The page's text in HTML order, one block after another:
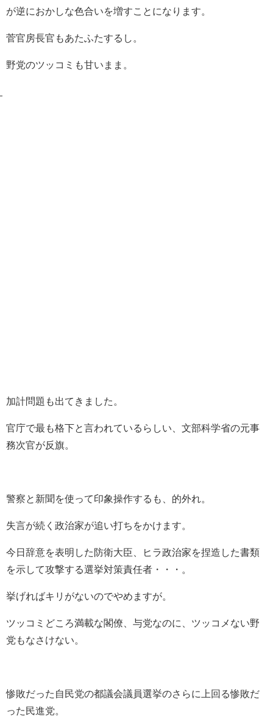
が逆におかしな色合いを増すことになります。
菅官房長官もあたふたするし。
野党のツッコミも甘いまま。
加計問題も出てきました。
官庁で最も格下と言われているらしい、文部科学省の元事
務次官が反旗。
警察と新聞を使って印象操作するも、的外れ。
失言が続く政治家が追い打ちをかけます。
今日辞意を表明した防衛大臣、ヒラ政治家を捏造した書類
を示して攻撃する選挙対策責任者・・・。
挙げればキリがないのでやめますが。
ツッコミどころ満載な閣僚、与党なのに、ツッコメない野
党もなさけない。
惨敗だった自民党の都議会議員選挙のさらに上回る惨敗だ
った民進党。